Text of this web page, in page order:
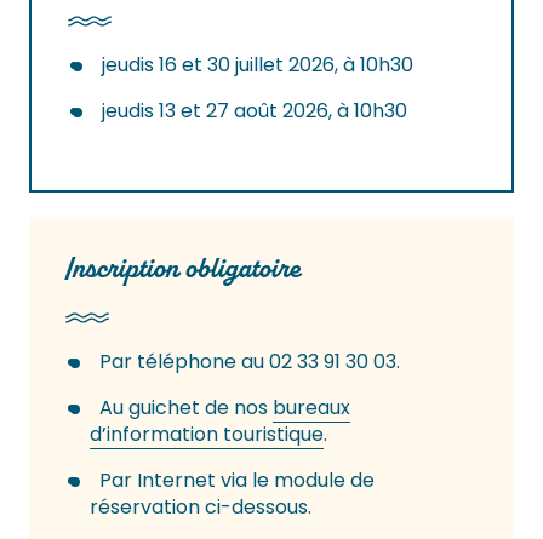
jeudis 16 et 30 juillet 2026, à 10h30
jeudis 13 et 27 août 2026, à 10h30
Inscription obligatoire
Par téléphone au 02 33 91 30 03.
Au guichet de nos bureaux
d’information touristique.
Par Internet via le module de
réservation ci-dessous.